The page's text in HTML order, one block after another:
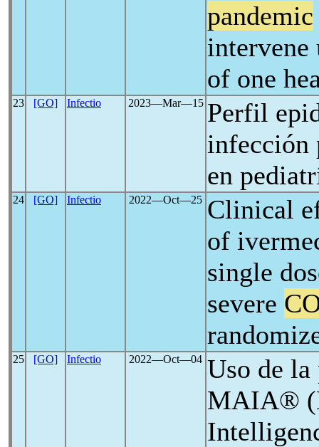
pandemic
intervene
of one
23 [GO] Infectio 2023―Mar―15 Perfil
en
24 [GO] Infectio 2022―Oct―25 Clinical
of
single
severe
25 [GO] Infectio 2022―Oct―04 Uso de
MAIA®